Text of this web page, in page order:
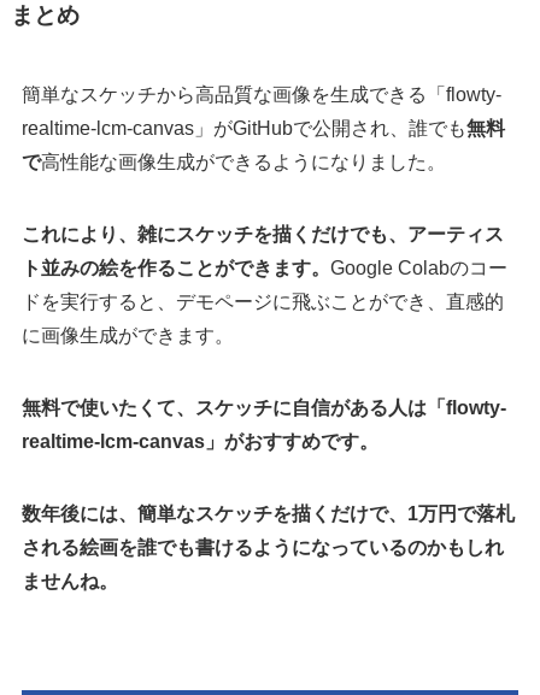
まとめ
簡単なスケッチから高品質な画像を生成できる「flowty-
realtime-lcm-canvas」がGitHubで公開され、誰でも無料
で高性能な画像生成ができるようになりました。
これにより、雑にスケッチを描くだけでも、アーティス
ト並みの絵を作ることができます。 Google Colabのコー
ドを実行すると、デモページに飛ぶことができ、直感的
に画像生成ができます。
無料で使いたくて、スケッチに自信がある人は「flowty-
realtime-lcm-canvas」がおすすめです。
数年後には、簡単なスケッチを描くだけで、1万円で落札
される絵画を誰でも書けるようになっているのかもしれ
ませんね。